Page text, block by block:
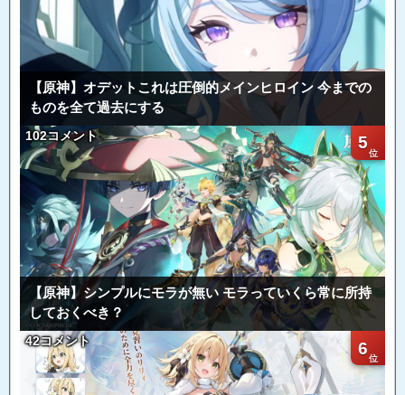
【原神】オデットこれは圧倒的メインヒロイン 今までの
ものを全て過去にする
5
102コメント
【原神】シンプルにモラが無い モラっていくら常に所持
しておくべき？
6
42コメント